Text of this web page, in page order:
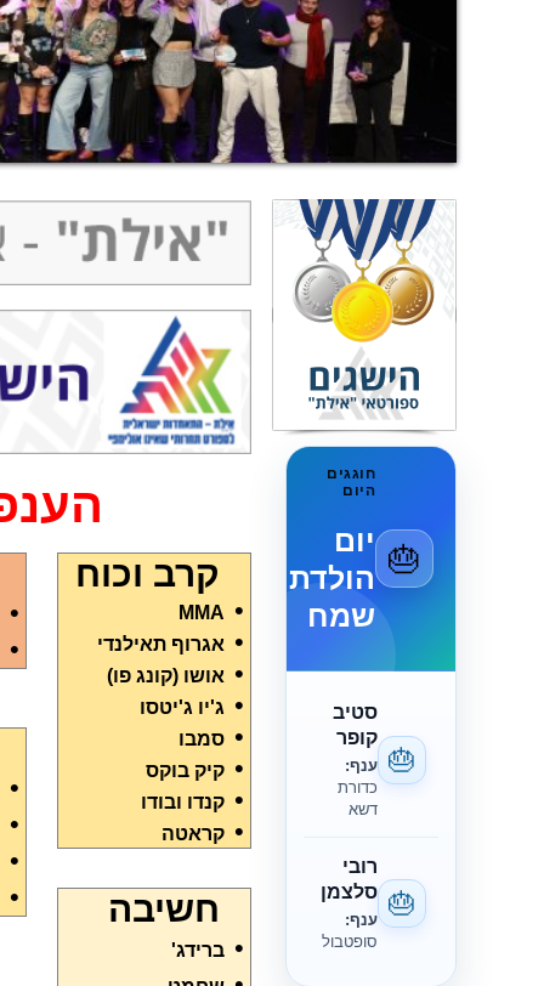
🎂
חוגגים
היום
יום
הולדת
שמח
🎂
סטיב
קופר
ענף:
כדורת
דשא
🎂
רובי
סלצמן
ענף:
סופטבול
קרב וכוח
•
MMA
• אגרוף תאילנדי
• אושו (קונג פו)
• ג'יו ג'יטסו
• סמבו
• קיק בוקס
• קנדו ובודו
• קראטה
חשיבה
• ברידג'
•
•
•
•
•
•